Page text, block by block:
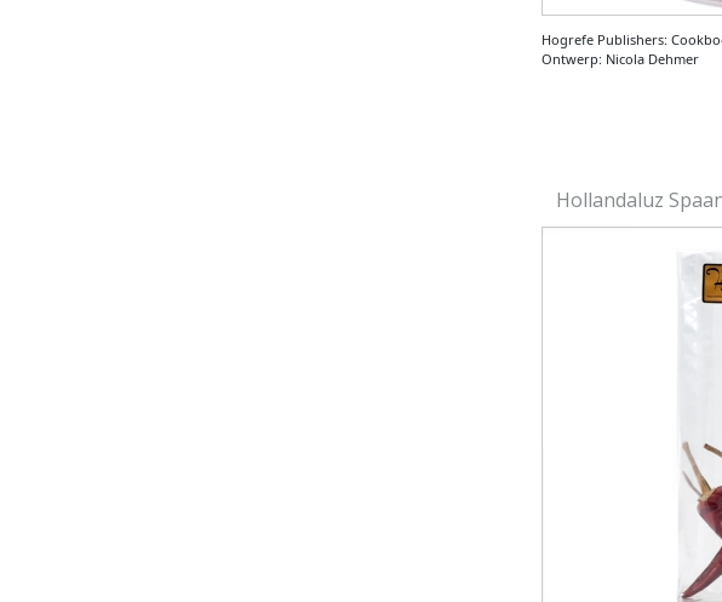
Hogrefe Publishers:
Ontwerp: Nicola Dehmer
Hollandaluz